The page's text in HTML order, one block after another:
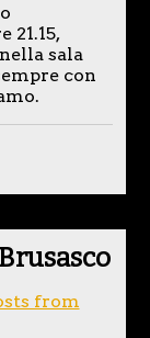
21.15,
sala
con
from